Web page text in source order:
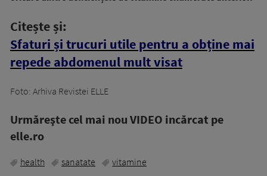
Citește și:
Sfaturi și trucuri utile pentru a obține mai
repede abdomenul mult visat
Foto: Arhiva Revistei ELLE
Urmăreşte cel mai nou VIDEO incărcat pe
elle.ro
health sanatate vitamine